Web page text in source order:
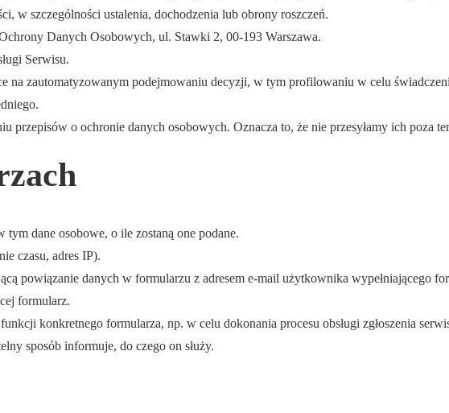
w szczególności ustalenia, dochodzenia lub obrony roszczeń.
Danych Osobowych, ul. Stawki 2, 00-193 Warszawa.
Serwisu.
na zautomatyzowanym podejmowaniu decyzji, w tym profilowaniu w celu
przepisów o ochronie danych osobowych. Oznacza to, że nie przesyłamy ich poza
dane osobowe, o ile zostaną one podane.
czasu, adres IP).
powiązanie danych w formularzu z adresem e-mail użytkownika wypełniającego
formularz.
konkretnego formularza, np. w celu dokonania procesu obsługi zgłoszenia
sposób informuje, do czego on służy.